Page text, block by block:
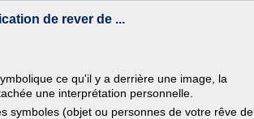
de rever de ...
ce qu'il y a derrière une image, la
une interprétation personnelle.
symboles (objet ou personnes de votre rêve de